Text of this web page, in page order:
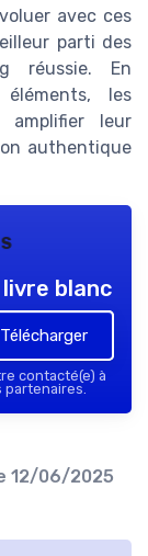
avec ces
parti des
réussie. En
les
amplifier leur
authentique
blanc
contacté(e) à
partenaires.
12/06/2025